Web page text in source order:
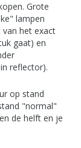
Grote
lampen
het exact
gaat) en
reflector).
op stand
"normal"
de helft en je